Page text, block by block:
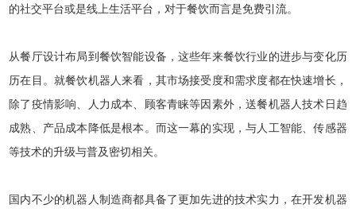
的社交平台或是线上生活平台，对于餐饮而言是免费引流。
从餐厅设计布局到餐饮智能设备，这些年来餐饮行业的进步与变化历
历在目。就餐饮机器人来看，其市场接受度和需求度都在快速增长，
除了疫情影响、人力成本、顾客青睐等因素外，送餐机器人技术日趋
成熟、产品成本降低是根本。而这一幕的实现，与人工智能、传感器
等技术的升级与普及密切相关。
国内不少的机器人制造商都具备了更加先进的技术实力，在开发机器